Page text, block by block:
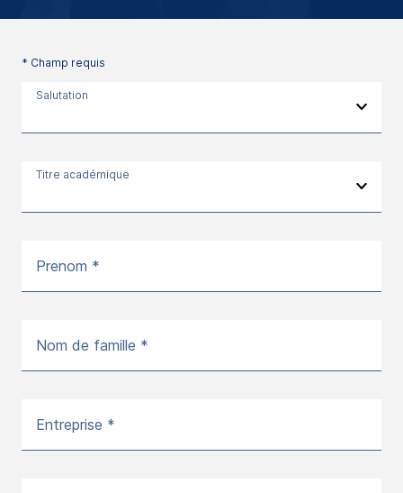
* Champ requis
Salutation
Titre académique
Prenom *
Nom de famille *
Entreprise *